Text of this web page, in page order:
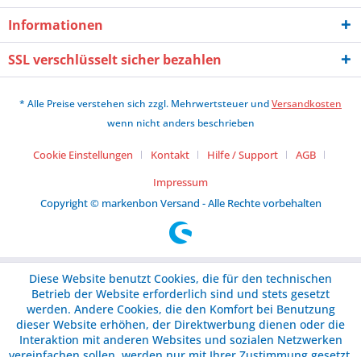
Informationen
SSL verschlüsselt sicher bezahlen
* Alle Preise verstehen sich zzgl. Mehrwertsteuer undVersandkosten
wenn nicht anders beschrieben
Cookie Einstellungen Kontakt Hilfe / Support
AGB
Impressum
Copyright © markenbon Versand - Alle Rechte vorbehalten
Diese Website benutzt Cookies, die für den technischen
Betrieb der Website erforderlich sind und stets gesetzt
werden. Andere Cookies, die den Komfort bei Benutzung
dieser Website erhöhen, der Direktwerbung dienen oder die
Interaktion mit anderen Websites und sozialen Netzwerken